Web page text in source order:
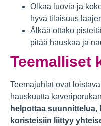
Olkaa luovia ja
hyvä tilaisuus
Älkää ottako
pitää hauskaa ja
Teemalliset
Teemajuhlat ovat
hauskuutta
helpottaa
koristeisiin liittyy